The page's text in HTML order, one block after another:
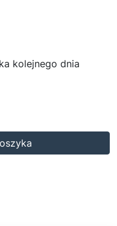
kolejnego dnia